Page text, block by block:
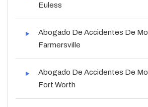
Euless
Abogado De Accidentes De
Farmersville
Abogado De Accidentes De
Fort Worth